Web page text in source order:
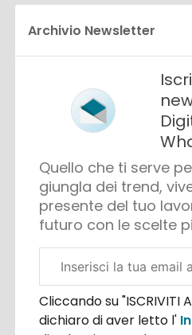
Archivio Newsletter
Quello che ti serve
giungla dei trend,
presente del tuo
futuro con le scelte
aziendale
Cliccando su "ISCRIVITI
dichiaro di aver letto l'